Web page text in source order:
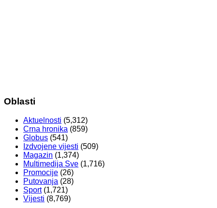
Oblasti
Aktuelnosti (5,312)
Crna hronika (859)
Globus (541)
Izdvojene vijesti (509)
Magazin (1,374)
Multimedija Sve (1,716)
Promocije (26)
Putovanja (28)
Sport(1,721)
Vijesti (8,769)